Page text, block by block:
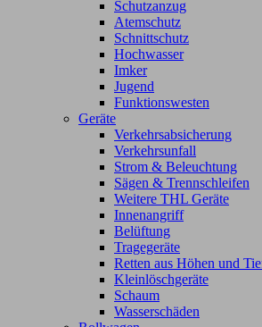
Schutzanzug
Atemschutz
Schnittschutz
Hochwasser
Imker
Jugend
Funktionswesten
Geräte
Verkehrsabsicherung
Verkehrsunfall
Strom & Beleuchtung
Sägen & Trennschleifen
Weitere THL Geräte
Innenangriff
Belüftung
Tragegeräte
Retten aus Höhen und
Kleinlöschgeräte
Schaum
Wasserschäden